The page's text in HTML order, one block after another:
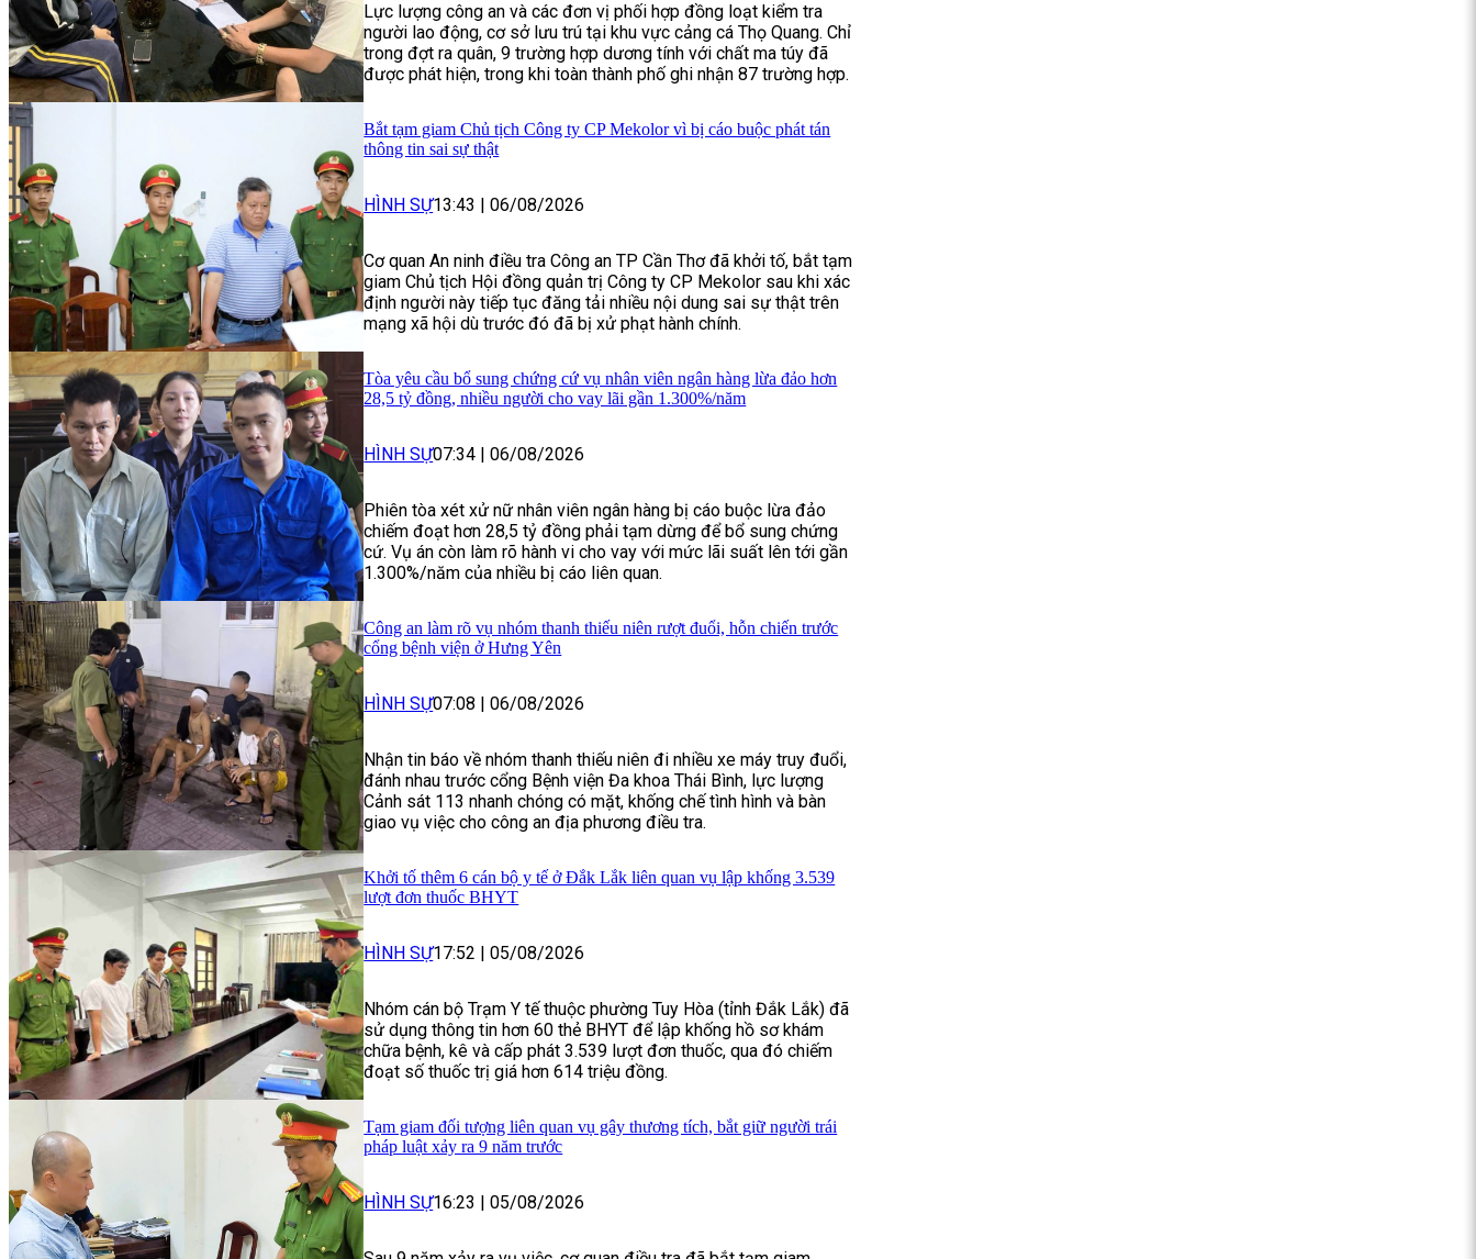
Lực lượng công an và các đơn vị phối hợp đồng loạt kiểm tra
người lao động, cơ sở lưu trú tại khu vực cảng cá Thọ Quang. Chỉ
trong đợt ra quân, 9 trường hợp dương tính với chất ma túy đã
được phát hiện, trong khi toàn thành phố ghi nhận 87 trường hợp.
Bắt tạm giam Chủ tịch Công ty CP Mekolor vì bị cáo buộc phát tán
thông tin sai sự thật
HÌNH SỰ13:43 06/08/2026
Cơ quan An ninh điều tra Công an TP Cần Thơ đã khởi tố, bắt tạm
giam Chủ tịch Hội đồng quản trị Công ty CP Mekolor sau khi xác
định người này tiếp tục đăng tải nhiều nội dung sai sự thật trên
mạng xã hội dù trước đó đã bị xử phạt hành chính.
Tòa yêu cầu bổ sung chứng cứ vụ nhân viên ngân hàng lừa đảo hơn
28,5 tỷ đồng, nhiều người cho vay lãi gần 1.300%/năm
HÌNH SỰ07:34 06/08/2026
Phiên tòa xét xử nữ nhân viên ngân hàng bị cáo buộc lừa đảo
chiếm đoạt hơn 28,5 tỷ đồng phải tạm dừng để bổ sung chứng
cứ. Vụ án còn làm rõ hành vi cho vay với mức lãi suất lên tới gần
1.300%/năm của nhiều bị cáo liên quan.
Công an làm rõ vụ nhóm thanh thiếu niên rượt đuổi, hỗn chiến trước
cổng bệnh viện ở Hưng Yên
HÌNH SỰ07:08 06/08/2026
Nhận tin báo về nhóm thanh thiếu niên đi nhiều xe máy truy đuổi,
đánh nhau trước cổng Bệnh viện Đa khoa Thái Bình, lực lượng
Cảnh sát 113 nhanh chóng có mặt, khống chế tình hình và bàn
giao vụ việc cho công an địa phương điều tra.
Khởi tố thêm 6 cán bộ y tế ở Đắk Lắk liên quan vụ lập khống 3.539
lượt đơn thuốc BHYT
HÌNH SỰ17:52 05/08/2026
Nhóm cán bộ Trạm Y tế thuộc phường Tuy Hòa (tỉnh Đắk Lắk) đã
sử dụng thông tin hơn 60 thẻ BHYT để lập khống hồ sơ khám
chữa bệnh, kê và cấp phát 3.539 lượt đơn thuốc, qua đó chiếm
đoạt số thuốc trị giá hơn 614 triệu đồng.
Tạm giam đối tượng liên quan vụ gây thương tích, bắt giữ người trái
pháp luật xảy ra 9 năm trước
HÌNH SỰ16:23 05/08/2026